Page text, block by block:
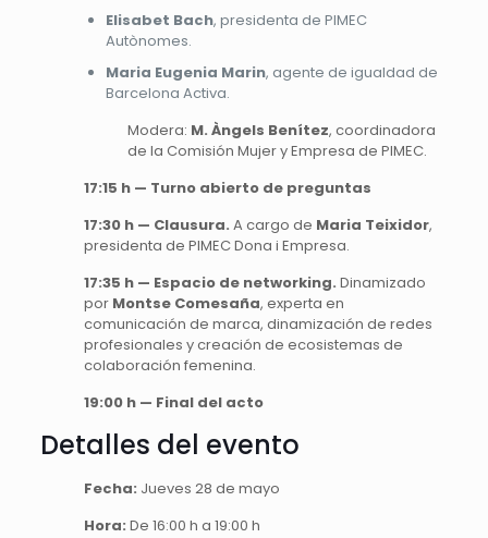
Elisabet Bach, presidenta de PIMEC
Autònomes.
Maria Eugenia Marin, agente de igualdad de
Barcelona Activa.
Modera: M. Àngels Benítez, coordinadora
de la Comisión Mujer y Empresa de PIMEC.
17:15 h — Turno abierto de preguntas
17:30 h — Clausura. A cargo de Maria Teixidor,
presidenta de PIMEC Dona i Empresa.
17:35 h — Espacio de networking. Dinamizado
por Montse Comesaña, experta en
comunicación de marca, dinamización de redes
profesionales y creación de ecosistemas de
colaboración femenina.
19:00 h — Final del acto
Detalles del evento
Fecha: Jueves 28 de mayo
Hora: De 16:00 h a 19:00 h